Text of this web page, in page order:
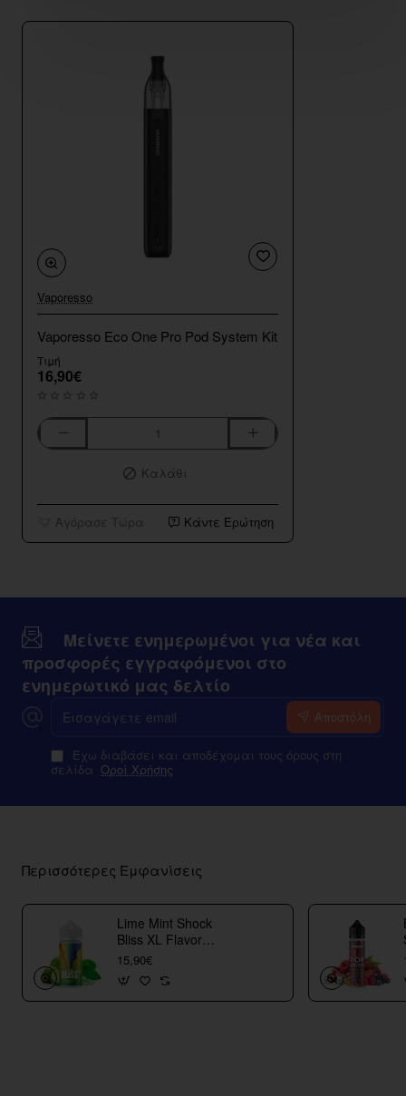
Vaporesso
Vaporesso Eco One Pro Pod System Kit
Τιμή
16,90€
Vaporesso
Pod
System
Kit
Καλάθι
Αγόρασε Τώρα Κάντε Ερώτηση
Μείνετε ενημερωμένοι για νέα και
προσφορές εγγραφόμενοι στο
ενημερωτικό μας δελτίο
email
Αποστόλη
Έχω διαβάσει και αποδέχομαι τους όρους στη
σελίδα Οροί Χρήσης
Περισσότερες Εμφανίσεις
Lime Mint Shock
Bliss XL Flavor
Shots
15,90€